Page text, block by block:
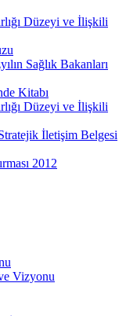
Düzeyi ve İlişkili
Sağlık Bakanları
Kitabı
Düzeyi ve İlişkili
İletişim Belgesi
2012
Vizyonu